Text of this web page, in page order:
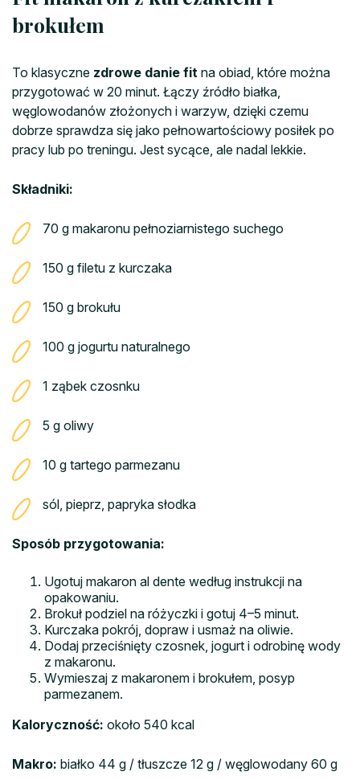
brokułem
To klasyczne zdrowe danie fit na obiad, które można
przygotować w 20 minut. Łączy źródło białka,
węglowodanów złożonych i warzyw, dzięki czemu
dobrze sprawdza się jako pełnowartościowy posiłek po
pracy lub po treningu. Jest sycące, ale nadal lekkie.
Składniki:
70 g makaronu pełnoziarnistego suchego
150 g filetu z kurczaka
150 g brokułu
100 g jogurtu naturalnego
1 ząbek czosnku
5 g oliwy
10 g tartego parmezanu
sól, pieprz, papryka słodka
Sposób przygotowania:
Ugotuj makaron al dente według instrukcji na
opakowaniu.
Brokuł podziel na różyczki i gotuj 4–5 minut.
Kurczaka pokrój, dopraw i usmaż na oliwie.
Dodaj przeciśnięty czosnek, jogurt i odrobinę wody
z makaronu.
Wymieszaj z makaronem i brokułem, posyp
parmezanem.
Kaloryczność: około 540 kcal
Makro: białko 44 g / tłuszcze 12 g / węglowodany 60 g